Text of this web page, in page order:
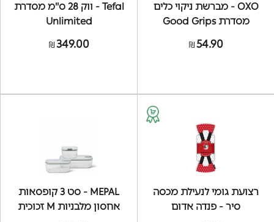
OXO - מברשת ניקוי כלים
מסדרת Good Grips
₪54.90
Tefal - ווק 28 ס''מ מסדרת
Unlimited
₪349.00
רצועת גומי לנעילת מכסה
סיר - פנדה אדום
MEPAL - סט 3 קופסאות
אחסון מלבניות M זכוכית